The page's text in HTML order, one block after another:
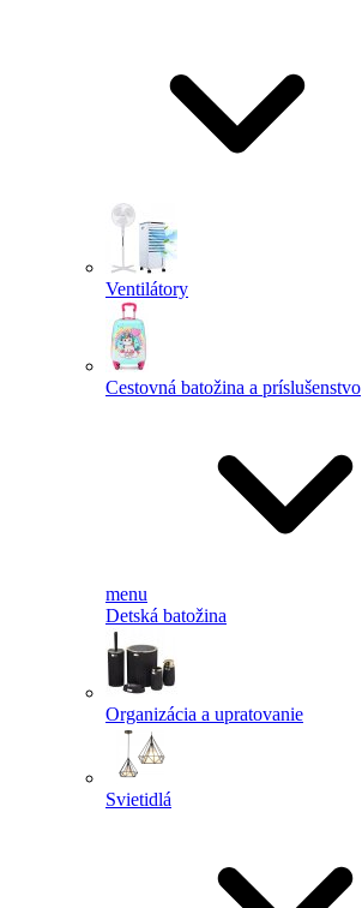
Ventilátory
Cestovná batožina a príslušenstvo
menu
Detská batožina
Organizácia a upratovanie
Svietidlá